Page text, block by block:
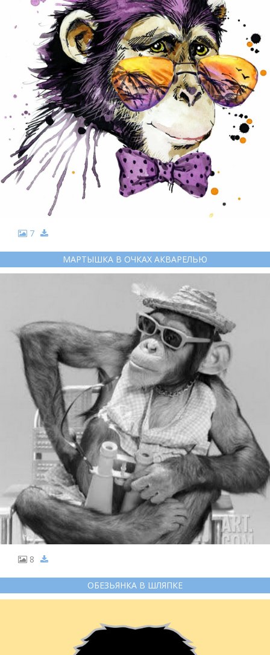
7
МАРТЫШКА В ОЧКАХ АКВАРЕЛЬЮ
8
ОБЕЗЬЯНКА В ШЛЯПКЕ